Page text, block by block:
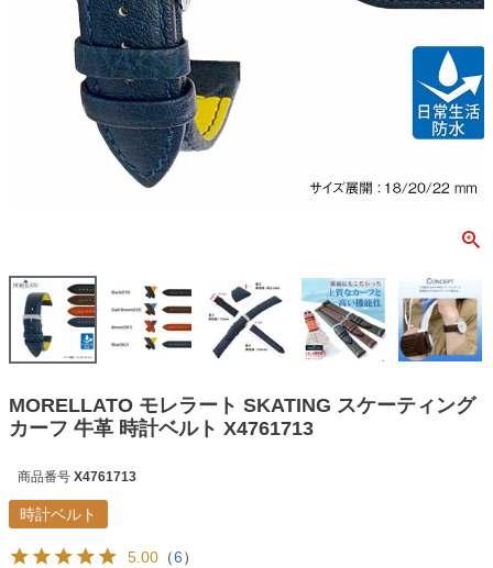
MORELLATO モレラート SKATING スケーティング
カーフ 牛革 時計ベルト X4761713
商品番号 X4761713
時計ベルト
5.00 （6）